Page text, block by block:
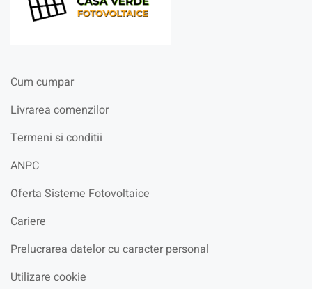
Cum cumpar
Livrarea comenzilor
Termeni si conditii
ANPC
Oferta Sisteme Fotovoltaice
Cariere
Prelucrarea datelor cu caracter personal
Utilizare cookie